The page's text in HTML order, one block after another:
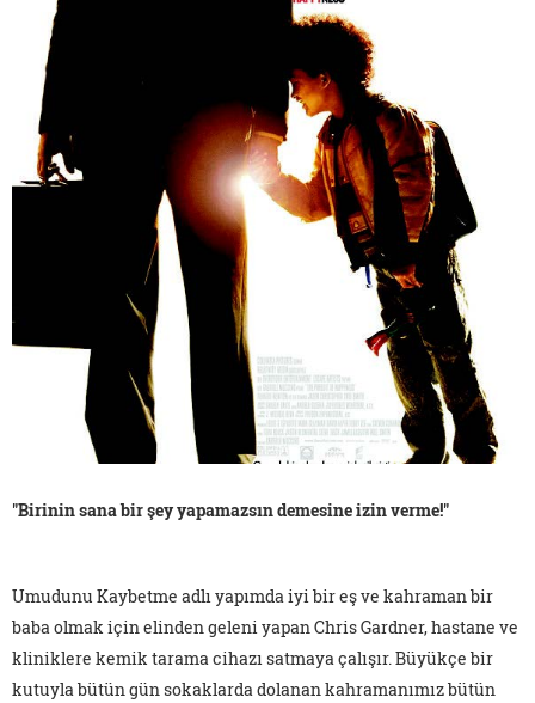
"Birinin sana bir şey yapamazsın demesine izin verme!"
Umudunu Kaybetme adlı yapımda iyi bir eş ve kahraman bir
baba olmak için elinden geleni yapan Chris Gardner, hastane ve
kliniklere kemik tarama cihazı satmaya çalışır. Büyükçe bir
kutuyla bütün gün sokaklarda dolanan kahramanımız bütün